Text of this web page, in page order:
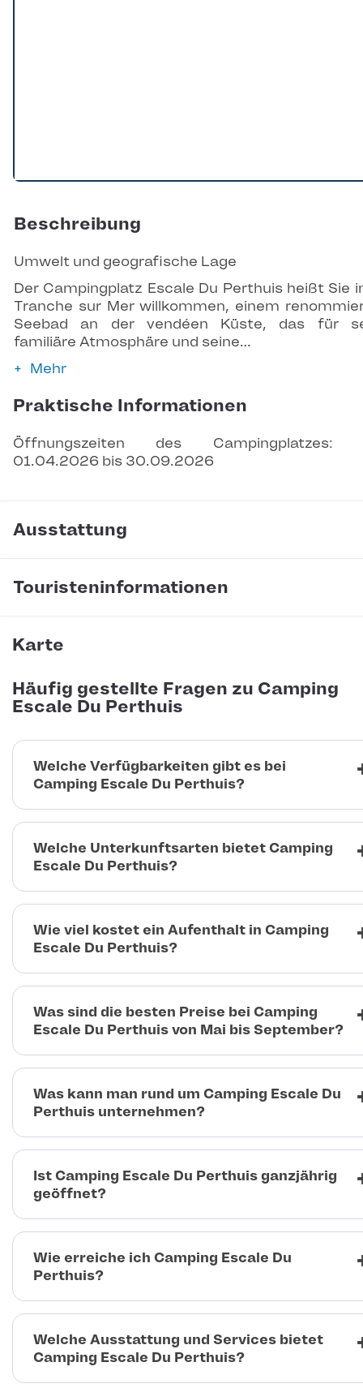
Beschreibung
Umwelt und geografische Lage
Der Campingplatz Escale Du Perthuis heißt Sie
Tranche sur Mer willkommen, einem
Seebad an der vendéen Küste, das für
familiäre Atmosphäre und seine…
Mehr
Praktische Informationen
Öffnungszeiten des Campingplatzes:
01.04.2026 bis 30.09.2026
Ausstattung
Touristeninformationen
Karte
Häufig gestellte Fragen zu Camping
Escale Du Perthuis
Welche Verfügbarkeiten gibt es bei
Camping Escale Du Perthuis?
Welche Unterkunftsarten bietet Camping
Escale Du Perthuis?
Wie viel kostet ein Aufenthalt in Camping
Escale Du Perthuis?
Was sind die besten Preise bei Camping
Escale Du Perthuis von Mai bis September?
Was kann man rund um Camping Escale Du
Perthuis unternehmen?
Ist Camping Escale Du Perthuis ganzjährig
geöffnet?
Wie erreiche ich Camping Escale Du
Perthuis?
Welche Ausstattung und Services bietet
Camping Escale Du Perthuis?